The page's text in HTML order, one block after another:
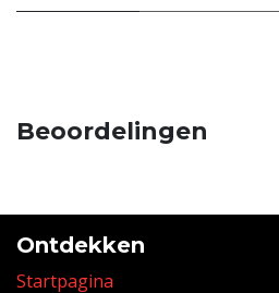
Beoordelingen
Ontdekken
Startpagina